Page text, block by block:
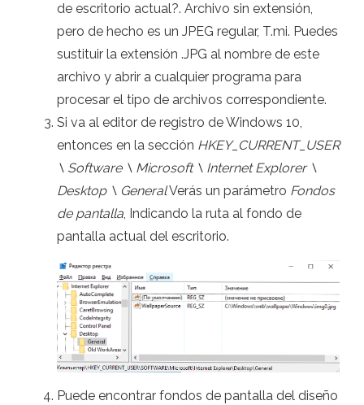
de escritorio actual?. Archivo sin extensión,
pero de hecho es un JPEG regular, T.mi. Puedes
sustituir la extensión .JPG al nombre de este
archivo y abrir a cualquier programa para
procesar el tipo de archivos correspondiente.
Si va al editor de registro de Windows 10,
entonces en la sección HKEY_CURRENT_USER
\ Software \ Microsoft \ Internet Explorer \
Desktop \ GeneralVerás un parámetro Fondos
de pantalla, Indicando la ruta al fondo de
pantalla actual del escritorio.
Puede encontrar fondos de pantalla del diseño